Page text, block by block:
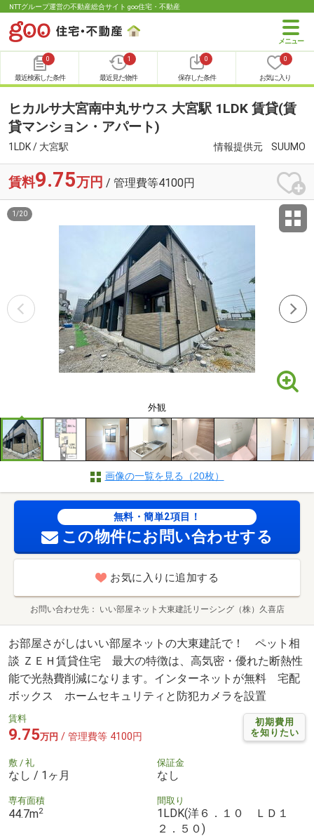
NTTグループ運営の不動産総合サイト goo住宅・不動産
0
最近検索した条件
1
最近見た物件
0
保存した条件
0
お気に入り
ヒカルサ大宮南中丸サウス 大宮駅 1LDK 賃貸(賃
貸マンション・アパート)
1LDK / 大宮駅 情報提供元 SUUMO
賃料9.75万円 / 管理費等4100円
外観
1 /20
画像の一覧を見る（20枚）
無料・簡単2項目！
この物件にお問い合わせする
お気に入りに追加する
お問い合わせ先 いい部屋ネット大東建託リーシング（株）久喜店
お部屋さがしはいい部屋ネットの大東建託で！ ペット相
談 ＺＥＨ賃貸住宅 最大の特徴は、高気密・優れた断熱性
能で光熱費削減になります。インターネットが無料 宅配
ボックス ホームセキュリティと防犯カメラを設置
初期費用
を知りたい
賃料
9.75万円 / 管理費等 4100円
敷 / 礼
なし / 1ヶ月
保証金
なし
専有面積
44.7m2
間取り
1LDK(洋６．１０ ＬＤ１
２．５０)